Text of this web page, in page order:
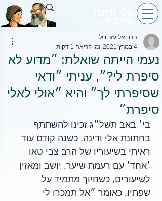
נעמי הייתה שואלת: ״מדוע לא
סיפרת לי?״, עניתי ״ודאי
שסיפרתי לך״ והיא ״אולי לאלי
סיפרת״
הרב אליעזר וייל
4 במרץ 2021
זמן קריאה 1 דקות
בי׳ באב תשל״ג זכינו להשתתף
בחתונת אלי ודינה. כשנה קודם עוד
ראיתי בשיעוריו של הרב צבי טאו
׳אחד׳ עם רעמת שיער, יושב ומאזין
לשיעורים, כשחיוך מתמיד על
שפתיו, כאומר ״אל תמכרו לי